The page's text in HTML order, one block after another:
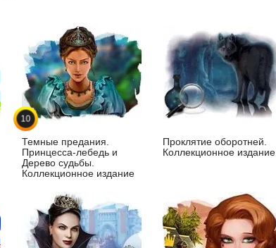
10
Темные предания.
Принцесса-лебедь и
Дерево судьбы.
Коллекционное издание
Проклятие оборотней.
Коллекционное издание